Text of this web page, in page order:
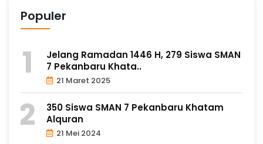
Populer
Jelang Ramadan 1446 H, 279 Siswa SMAN
7 Pekanbaru Khata..
21 Maret 2025
350 Siswa SMAN 7 Pekanbaru Khatam
Alquran
21 Mei 2024